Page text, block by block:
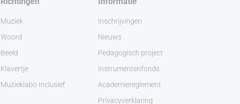
Muziek
Woord
Beeld
Klavertje
Muzieklabo Inclusief
Inschrijvingen
Nieuws
Pedagogisch project
Instrumentenfonds
Academiereglement
Privacyverklaring